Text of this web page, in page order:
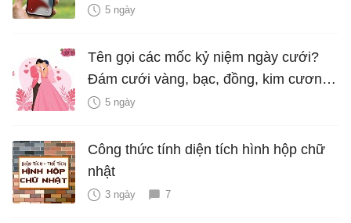
hiểm?
5 ngày
Tên gọi các mốc kỷ niệm ngày cưới?
Đám cưới vàng, bạc, đồng, kim cương
là bao nhiêu năm?
5 ngày
Công thức tính diện tích hình hộp chữ
nhật
3 ngày 7